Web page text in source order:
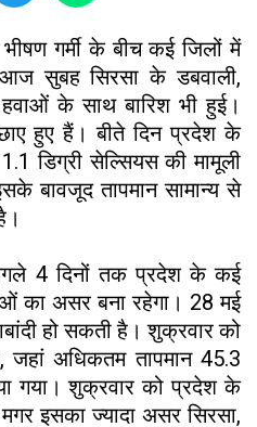
भीषण गर्मी के बीच कई जिलों में
सुबह सिरसा के डबवाली,
के साथ बारिश भी हुई।
हुए हैं। बीते दिन प्रदेश के
डिग्री सेल्सियस की मामूली
बावजूद तापमान सामान्य से
4 दिनों तक प्रदेश के कई
का असर बना रहेगा। 28 मई
हो सकती है। शुक्रवार को
जहां अधिकतम तापमान 45.3
गया। शुक्रवार को प्रदेश के
इसका ज्यादा असर सिरसा,